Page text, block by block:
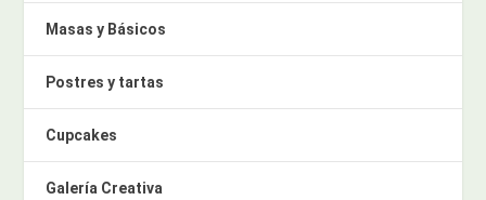
Masas y Básicos
Postres y tartas
Cupcakes
Galería Creativa